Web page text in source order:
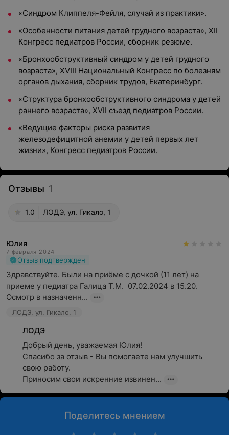
«Синдром Клиппеля-Фейля, случай из практики».
«Особенности питания детей грудного возраста», ХII
Конгресс педиатров России, сборник резюме.
«Бронхообструктивный синдром у детей грудного
возраста», XVIII Национальный Конгресс по болезням
органов дыхания, сборник трудов, Екатеринбург.
«Структура бронхообструктивного синдрома у детей
раннего возраста», XVII съезд педиатров России.
«Ведущие факторы риска развития
железодефицитной анемии у детей первых лет
жизни», Конгресс педиатров России.
Отзывы 1
1.0 ЛОДЭ, ул. Гикало, 1
Юлия
7 февраля 2024
Отзыв подтвержден
Здравствуйте. Были на приёме с дочкой (11 лет) на
приеме у педиатра Галица Т.М.  07.02.2024 в 15.20.
Осмотр в назначенн...
ЛОДЭ, ул. Гикало, 1
ЛОДЭ
Добрый день, уважаемая Юлия!
Спасибо за отзыв - Вы помогаете нам улучшить
свою работу.
Приносим свои искренние извинен...
Поделитесь мнением